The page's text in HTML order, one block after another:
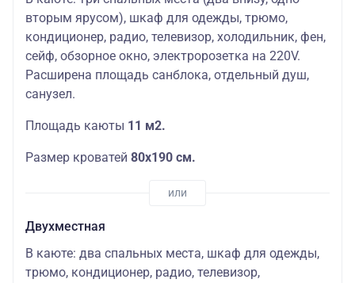
вторым ярусом), шкаф для одежды, трюмо,
кондиционер, радио, телевизор, холодильник, фен,
сейф, обзорное окно, электророзетка на 220V.
Расширена площадь санблока, отдельный душ,
санузел.
Площадь каюты 11 м2.
Размер кроватей 80х190 см.
Двухместная
В каюте: два спальных места, шкаф для одежды,
трюмо, кондиционер, радио, телевизор,